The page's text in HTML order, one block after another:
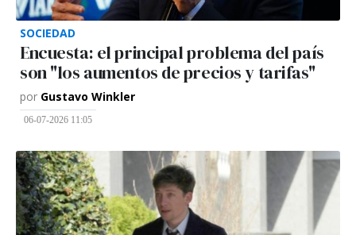
SOCIEDAD
Encuesta: el principal problema del país
son "los aumentos de precios y tarifas"
por Gustavo Winkler
06-07-2026 11:05